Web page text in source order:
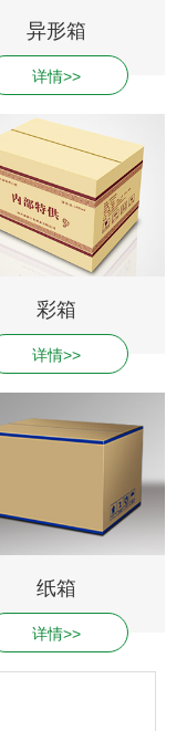
异形箱
详情>>
彩箱
详情>>
纸箱
详情>>